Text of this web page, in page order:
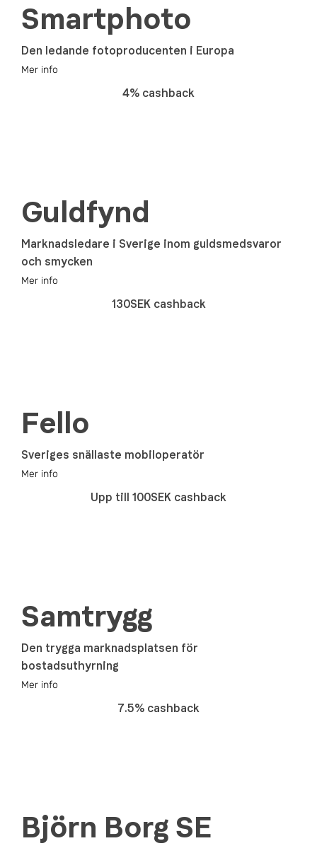
Smartphoto
Den ledande fotoproducenten i Europa
Mer info
4% cashback
Guldfynd
Marknadsledare i Sverige inom guldsmedsvaror
och smycken
Mer info
130SEK cashback
Fello
Sveriges snällaste mobiloperatör
Mer info
Upp till 100SEK cashback
Samtrygg
Den trygga marknadsplatsen för
bostadsuthyrning
Mer info
7.5% cashback
Björn Borg SE